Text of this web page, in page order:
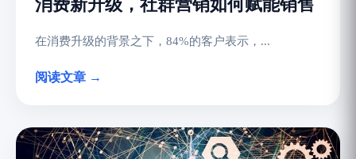
消费新升级，社群营销如何赋能销售
在消费升级的背景之下，84%的客户表示，...
阅读文章 →